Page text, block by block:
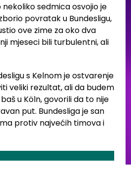
sedmica osvojio je
povratak u Bundesligu,
ove zime za oko dva
mjeseci bili turbulentni, ali
s Kelnom je ostvarenje
veliki rezultat, ali da budem
u Köln, govorili da to nije
put. Bundesliga je san
protiv najvećih timova i